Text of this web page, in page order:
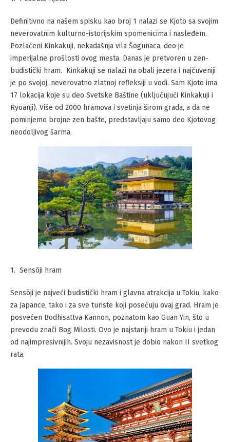
Definitivno na našem spisku kao broj 1 nalazi se Kjoto sa svojim
neverovatnim kulturno-istorijskim spomenicima i nasleđem.
Pozlaćeni Kinkakuji, nekadašnja vila Šogunaca, deo je
imperijalne prošlosti ovog mesta. Danas je pretvoren u zen-
budistički hram. Kinkakuji se nalazi na obali jezera i najčuveniji
je po svojoj, neverovatno zlatnoj refleksiji u vodi. Sam Kjoto ima
17 lokacija koje su deo Svetske Baštine (uključujući Kinkakuji i
Ryoanji). Više od 2000 hramova i svetinja širom grada, a da ne
pominjemo brojne zen bašte, predstavljaju samo deo Kjotovog
neodoljivog šarma.
Sensōji hram
Sensōji je najveći budistički hram i glavna atrakcija u Tokiu, kako
za Japance, tako i za sve turiste koji posećuju ovaj grad. Hram je
posvećen Bodhisattva Kannon, poznatom kao Guan Yin, što u
prevodu znači Bog Milosti. Ovo je najstariji hram u Tokiu i jedan
od najimpresivnijih. Svoju nezavisnost je dobio nakon II svetkog
rata.